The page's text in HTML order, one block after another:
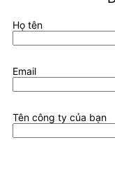
Họ tên
Email
Tên công ty của bạn